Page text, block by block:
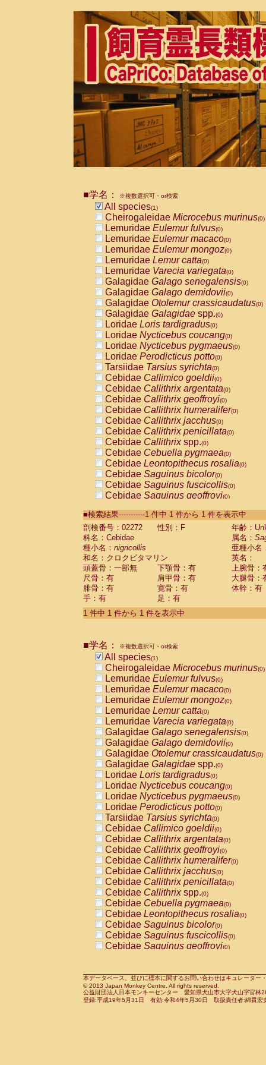
■学名： ※複数選択可・or検索
All species(1)
Cheirogaleidae Microcebus murinus(0)
Lemuridae Eulemur fulvus(0)
Lemuridae Eulemur macaco(0)
Lemuridae Eulemur mongoz(0)
Lemuridae Lemur catta(0)
Lemuridae Varecia variegata(0)
Galagidae Galago senegalensis(0)
Galagidae Galago demidovii(0)
Galagidae Otolemur crassicaudatus(0)
Galagidae Galagidae spp.(0)
Loridae Loris tardigradus(0)
Loridae Nycticebus coucang(0)
Loridae Nycticebus pygmaeus(0)
Loridae Perodicticus potto(0)
Tarsiidae Tarsius syrichta(0)
Cebidae Callimico goeldii(0)
Cebidae Callithrix argentata(0)
Cebidae Callithrix geoffroyi(0)
Cebidae Callithrix humeralifer(0)
Cebidae Callithrix jacchus(0)
Cebidae Callithrix penicillata(0)
Cebidae Callithrixspp.(0)
Cebidae Cebuella pygmaea(0)
Cebidae Leontopithecus rosalia(0)
Cebidae Saguinus bicolor(0)
Cebidae Saguinus fuscicollis(0)
Cebidae Saguinus geoffroyi(0)
CebidaeSaguinus labiatus(0)
Cebidae Saguinus leucopus (0)
Cebidae
CebidaeSaguinus mystax
CebidaeSaguinus nigricollis (1)
Cebidae Saguinus oedipus
Cebidae Saguinus weddelli
Cebidae Saguinusspp.
Cebidae Aotus trivirgatus
Cebidae Cebus albifrons
CebidaeCebus nigrivittatus
CebidaeCebus
CebidaeSaimiri boliviensis(0)
CebidaeSaimiri sciureus(0)
AtelidaeAlouatta caraya(0)
AtelidaeAlouatta fusca(0)
AtelidaeAlouatta seniculus
AtelidaeAlouattaspp.(0)
AtelidaeAteles belzebuth(0)
AtelidaeAteles geoffroyi(0)
AtelidaeAteles paniscus(0)
AtelidaeAtelesspp.(0)
Atelidae Lagothrix lagothricha
AtelidaeLagothrix lagothricha cana
PitheciidaeCacajao calvus
PitheciidaeCallicebus cupreus
PitheciidaeCallicebus donacophilus
PitheciidaeCallicebus moloch
PitheciidaeCallicebus torquatus
PitheciidaeCallicebusspp.(0)
PitheciidaeChiropotes satanas(0)
PitheciidaePithecia monachus
PitheciidaePithecia pithecia(0)
CercopithecidaeCercocebus agilis
CercopithecidaeCercocebus
CercopithecidaeCercocebus
CercopithecidaeCercocebus
CercopithecidaeCercocebus
CercopithecidaeCercocebushybrid
CercopithecidaePapio anubis(0)
CercopithecidaePapio cynocephalus
CercopithecidaePapio hamadryas(0)
■検索結果-----------1 件中 1 件から 1 件を表示中
剖検番号：02272
性別：F
年齢：
科名：Cebidae
属名：
種小名： nigricollis
亜種小名
和名：クロクビタマリン
英名：
頭蓋骨：一部無
下顎骨：有
上腕骨：
尺骨：有
肩甲骨：有
大腿骨：
腓骨：有
寛骨：有
体幹：有
手：有
足：有
1 件中 1 件から 1 件を表示中
■学名： ※複数選択可・or検索
All species(1)
Cheirogaleidae Microcebus murinus(0)
Lemuridae Eulemur fulvus(0)
Lemuridae Eulemur macaco(0)
Lemuridae Eulemur mongoz(0)
Lemuridae Lemur catta(0)
Lemuridae Varecia variegata(0)
Galagidae Galago senegalensis(0)
Galagidae Galago demidovii(0)
Galagidae Otolemur crassicaudatus(0)
Galagidae Galagidae spp.(0)
Loridae Loris tardigradus(0)
Loridae Nycticebus coucang(0)
Loridae Nycticebus pygmaeus(0)
Loridae Perodicticus potto(0)
Tarsiidae Tarsius syrichta(0)
Cebidae Callimico goeldii(0)
Cebidae Callithrix argentata(0)
Cebidae Callithrix geoffroyi(0)
Cebidae Callithrix humeralifer(0)
Cebidae Callithrix jacchus(0)
Cebidae Callithrix penicillata(0)
Cebidae Callithrixspp.(0)
Cebidae Cebuella pygmaea(0)
Cebidae Leontopithecus rosalia(0)
Cebidae Saguinus bicolor(0)
Cebidae Saguinus fuscicollis(0)
Cebidae Saguinus geoffroyi(0)
CebidaeSaguinus leucopus(0)
CebidaeSaguinus midas(0)
Cebidae Saguinus mystax(0)
本データベース、並びに標本に関するお問い合わせはキュレータ
© 2013 Japan Monkey Centre. All rights reserved.
公益財団法人日本モンキーセンター 愛知県犬山市大字犬山字官
登録:平成19年5月31日 有効:令和4年5月30日 取扱責任者:綿貫宏